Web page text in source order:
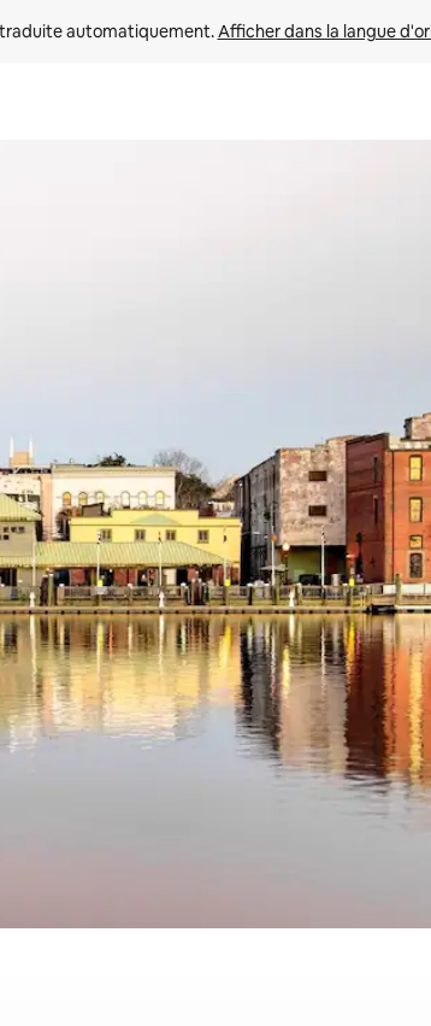
automatiquement. Afficher dans la langue
le haut et vers le bas, ou en appuyant dessus et